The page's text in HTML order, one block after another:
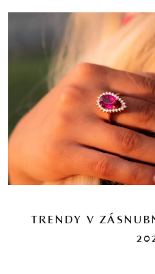
TRENDY V